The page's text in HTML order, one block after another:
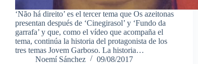
‘Não há direito’ es el tercer tema que Os azeitonas
presentan después de ‘Cinegirasol’ y ‘Fundo da
garrafa’ y que, como el vídeo que acompaña el
tema, continúa la historia del protagonista de los
tres temas Jovem Garboso. La historia…
Noemí Sánchez
09/08/2017